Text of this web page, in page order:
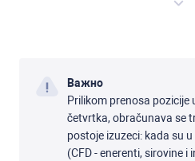
Важно
Prilikom prenosa pozicije
četvrtka, obračunava se
postoje izuzeci: kada su
(CFD - enerenti, sirovine